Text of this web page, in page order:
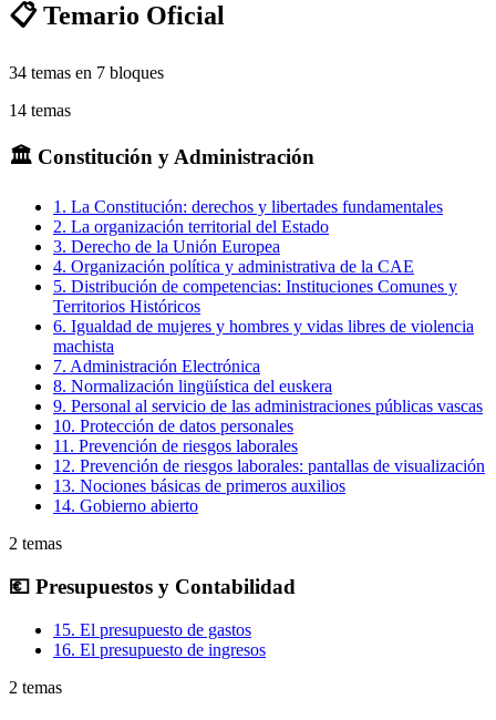
📋 Temario Oficial
34 temas en 7 bloques
14 temas
🏛️ Constitución y Administración
1 . La Constitución: derechos y libertades fundamentales
2. La organización territorial del Estado
3. Derecho de la Unión Europea
4. Organización política y administrativa de la CAE
5. Distribución de competencias: Instituciones Comunes y
Territorios Históricos
6. Igualdad de mujeres y hombres y vidas libres de violencia
machista
7. Administración Electrónica
8. Normalización lingüística del euskera
9. Personal al servicio de las administraciones públicas vascas
10. Protección de datos personales
11 . Prevención de riesgos laborales
12. Prevención de riesgos laborales: pantallas de visualización
13. Nociones básicas de primeros auxilios
14. Gobierno abierto
2 temas
💶 Presupuestos y Contabilidad
15. El presupuesto de gastos
16. El presupuesto de ingresos
2 temas